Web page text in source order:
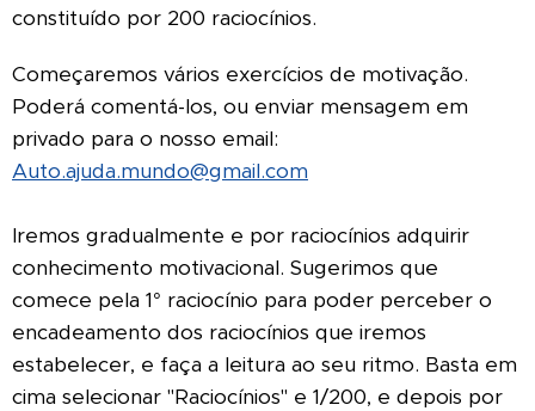
constituído por 200 raciocínios.
Começaremos vários exercícios de motivação.
Poderá comentá-los, ou enviar mensagem em
privado para o nosso email:
Auto.ajuda.mundo@gmail.com
Iremos gradualmente e por raciocínios adquirir
conhecimento motivacional. Sugerimos que
comece pela 1° raciocínio para poder perceber o
encadeamento dos raciocínios que iremos
estabelecer, e faça a leitura ao seu ritmo. Basta em
cima selecionar "Raciocínios" e 1/200, e depois por